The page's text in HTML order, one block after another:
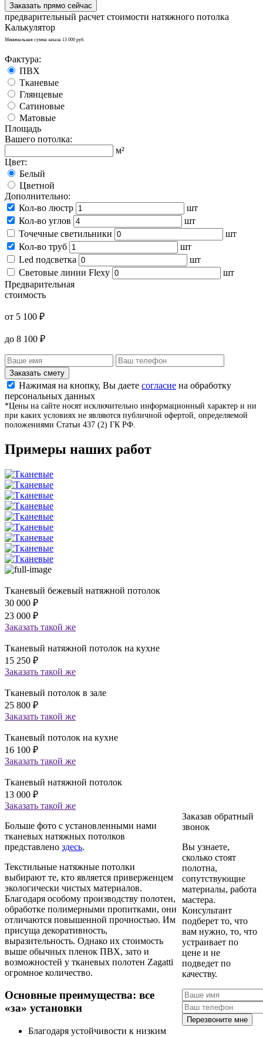
Заказать прямо сейчас
предварительный расчет стоимости натяжного потолка
Калькулятор
Минимальная сумма заказа 13 000 руб.
Фактура:
ПВХ
Тканевые
Глянцевые
Сатиновые
Матовые
Площадь
Вашего потолка:
м²
Цвет:
Белый
Цветной
Дополнительно:
Кол-во люстр
шт
Кол-во углов
шт
Точечные светильники
шт
Кол-во труб
шт
Led подсветка
шт
Световые линии Flexy
шт
Предварительная
стоимость
от 5 100 ₽
до 8 100 ₽
Заказать смету
Нажимая на кнопку, Вы даете согласие на обработку
персональных данных
*Цены на сайте носят исключительно информационный характер и ни
при каких условиях не являются публичной офертой, определяемой
положениями Статьи 437 (2) ГК РФ.
Примеры наших работ
Тканевый бежевый натяжной потолок
30 000 ₽
23 000 ₽
Заказать такой же
Тканевый натяжной потолок на кухне
15 250 ₽
Заказать такой же
Тканевый потолок в зале
25 800 ₽
Заказать такой же
Тканевый потолок на кухне
16 100 ₽
Заказать такой же
Тканевый натяжной потолок
13 000 ₽
Заказать такой же
Больше фото с установленными нами
тканевых натяжных потолков
представлено здесь.
Текстильные натяжные потолки
выбирают те, кто является приверженцем
экологически чистых материалов.
Благодаря особому производству полотен,
обработке полимерными пропитками, они
отличаются повышенной прочностью. Им
присуща декоративность,
выразительность. Однако их стоимость
выше обычных пленок ПВХ, зато и
возможностей у тканевых полотен Zagatti
огромное количество.
Основные преимущества: все
«за» установки
Благодаря устойчивости к низким
Заказав обратный
звонок
Вы узнаете,
сколько стоят
полотна,
сопутствующие
материалы, работа
мастера.
Консультант
подберет то, что
вам нужно, то, что
устраивает по
цене и не
подведет по
качеству.
Перезвоните мне